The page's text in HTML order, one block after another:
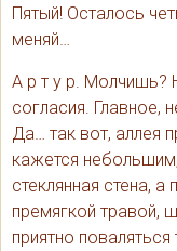
Пятый! Осталось
меняй…
А р т у р. Молчишь?
согласия. Главное,
Да… так вот, аллея
кажется
стеклянная стена,
премягкой травой,
приятно